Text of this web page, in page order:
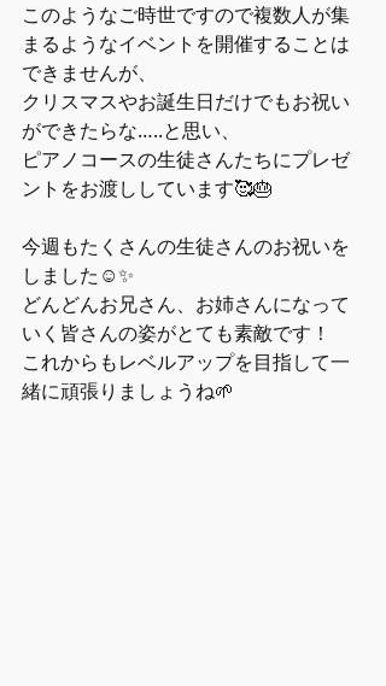
このようなご時世ですので複数人が集
まるようなイベントを開催することは
できませんが、
クリスマスやお誕生日だけでもお祝い
ができたらな…..と思い、
ピアノコースの生徒さんたちにプレゼ
ントをお渡ししています🥰🎂
今週もたくさんの生徒さんのお祝いを
しました☺️✨
どんどんお兄さん、お姉さんになって
いく皆さんの姿がとても素敵です！
これからもレベルアップを目指して一
緒に頑張りましょうね🌱